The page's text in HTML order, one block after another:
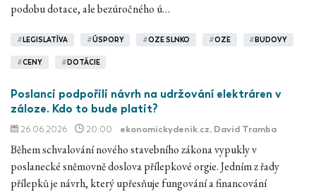
podobu dotace, ale bezúročného ú…
# LEGISLATÍVA #ÚSPORY #OZE SLNKO #OZE # BUDOVY
#CENY # DOTÁCIE
Poslanci podpořili návrh na udržování elektráren v
záloze. Kdo to bude platit?
26.06.2026 20:00 ekonomickydenik.cz, David Tramba
Během schvalování nového stavebního zákona vypukly v
poslanecké sněmovně doslova přílepkové orgie. Jedním z řady
přílepků je návrh, který upřesňuje fungování a financování